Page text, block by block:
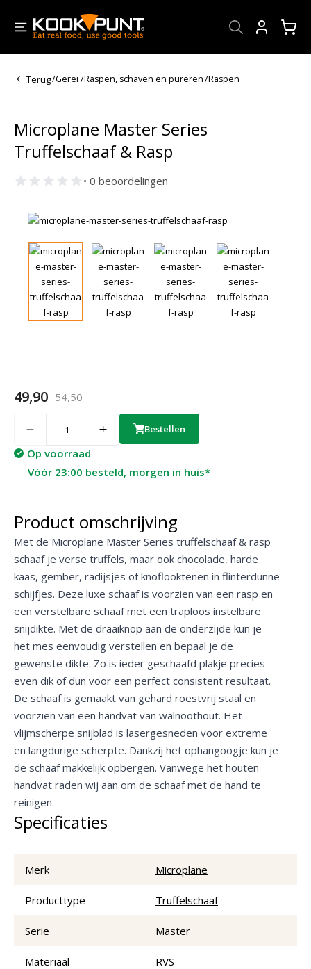
Terug/Gerei /Raspen, schaven en pureren/Raspen
Microplane Master Series
Truffelschaaf & Rasp
• 0 beoordelingen
49,90 54,50
Bestellen
Op voorraad
Vóór 23:00 besteld, morgen in huis*
Product omschrijving
Met de Microplane Master Series truffelschaaf & rasp
schaaf je verse truffels, maar ook chocolade, harde
kaas, gember, radijsjes of knoflooktenen in flinterdunne
schijfjes. Deze luxe schaaf is voorzien van een rasp en
een verstelbare schaaf met een traploos instelbare
snijdikte. Met de draaiknop aan de onderzijde kun je
het mes eenvoudig verstellen en bepaal je de
gewenste dikte. Zo is ieder geschaafd plakje precies
even dik of dun voor een perfect consistent resultaat.
De schaaf is gemaakt van gehard roestvrij staal en
voorzien van een handvat van walnoothout. Het
vlijmscherpe snijblad is lasergesneden voor extreme
en langdurige scherpte. Dankzij het ophangoogje kun je
de schaaf makkelijk opbergen. Vanwege het houten
handvat raden wij aan om de schaaf met de hand te
reinigen.
Specificaties
Merk Microplane
Producttype Truffelschaaf
Serie Master
Materiaal RVS